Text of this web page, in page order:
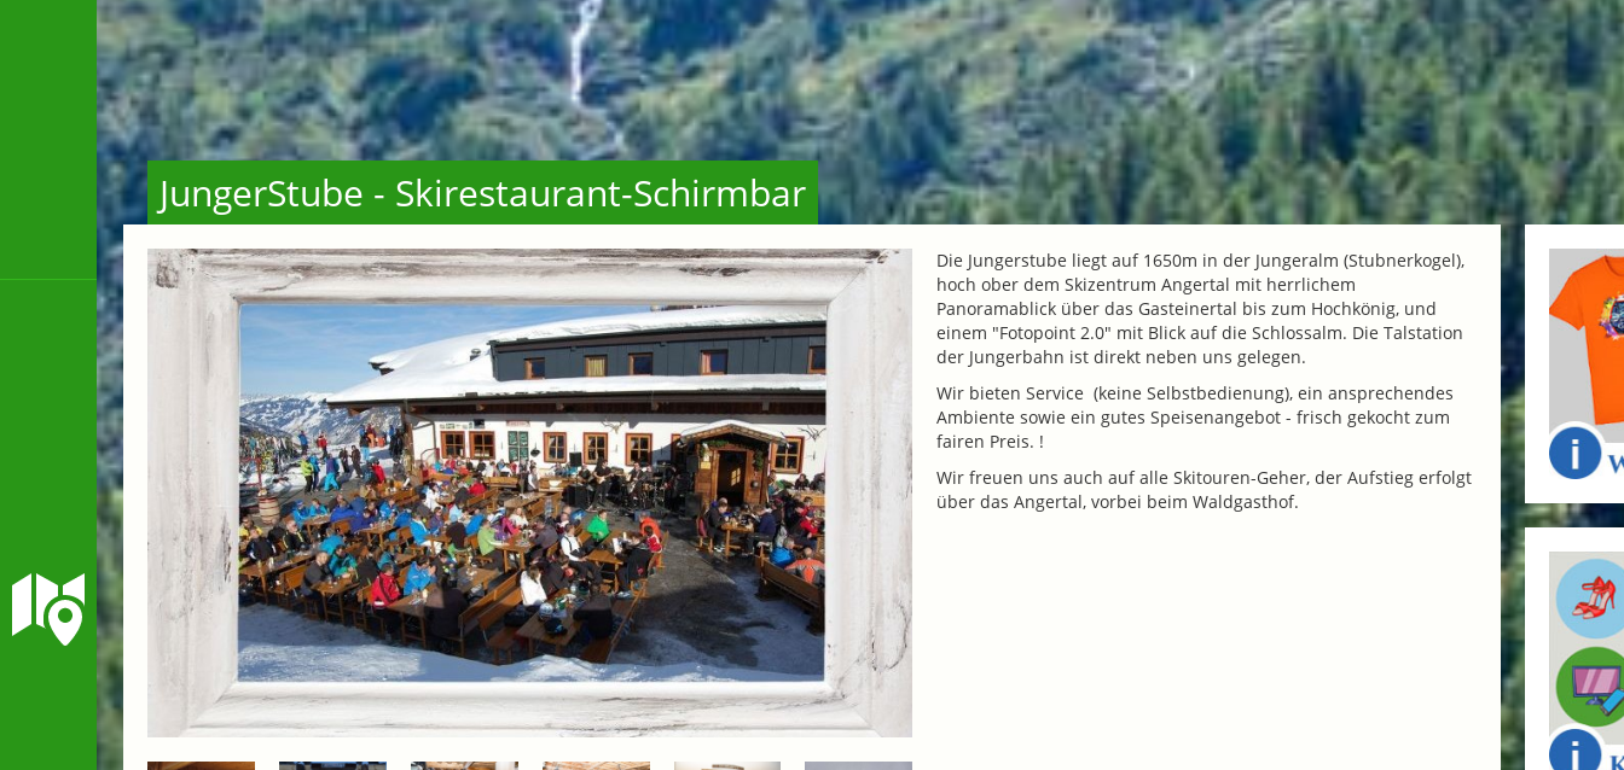
JungerStube - Skirestaurant-Schirmbar
Die Jungerstube liegt auf 1650m in der Jungeralm (Stubnerkogel),
hoch ober dem Skizentrum Angertal mit herrlichem
Panoramablick über das Gasteinertal bis zum Hochkönig, und
einem "Fotopoint 2.0" mit Blick auf die Schlossalm. Die Talstation
der Jungerbahn ist direkt neben uns gelegen.
Wir bieten Service (keine Selbstbedienung), ein ansprechendes
Ambiente sowie ein gutes Speisenangebot - frisch gekocht zum
fairen Preis. !
Wir freuen uns auch auf alle Skitouren-Geher, der Aufstieg erfolgt
über das Angertal, vorbei beim Waldgasthof.